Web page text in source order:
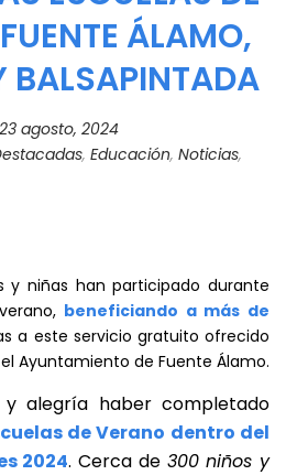
ÁLAMO,
BALSAPINTADA
23 agosto, 2024
, Educación, Noticias,
y niñas han participado durante
beneficiando a más de
a este servicio gratuito ofrecido
Ayuntamiento de Fuente Álamo.
alegría haber completado
de Verano dentro del
2024. Cerca de 300 niños y